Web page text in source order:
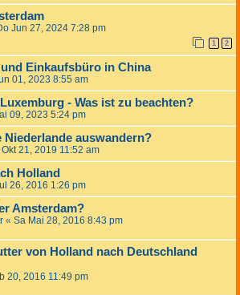
Jun 27, 2024 7:28 pm
1 2
Einkaufsbüro in China
01, 2023 8:55 am
- Was ist zu beachten?
09, 2023 5:24 pm
Niederlande auswandern?
Okt 21, 2019 11:52 am
Holland
26, 2016 1:26 pm
Amsterdam?
« Sa Mai 28, 2016 8:43 pm
von Holland nach Deutschland
20, 2016 11:49 pm